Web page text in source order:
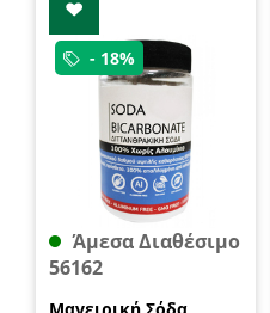
- 18%
Άμεσα Διαθέσιμο
56162